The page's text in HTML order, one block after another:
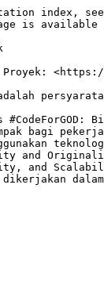
index,
is available
Proyek:
bagi
and